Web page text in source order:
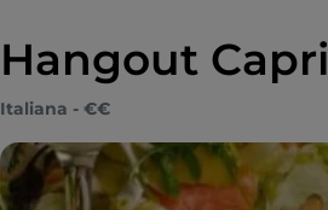
Hangout Capri
Italiana - €€